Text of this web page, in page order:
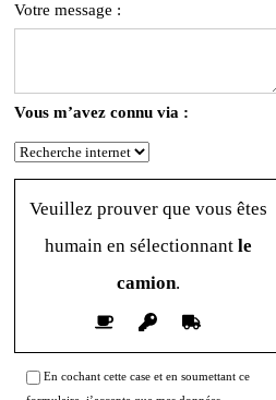
Votre message :
Vous m’avez connu via :
Veuillez prouver que vous êtes
humain en sélectionnantle
camion.
En cochant cette case et en soumettant ce